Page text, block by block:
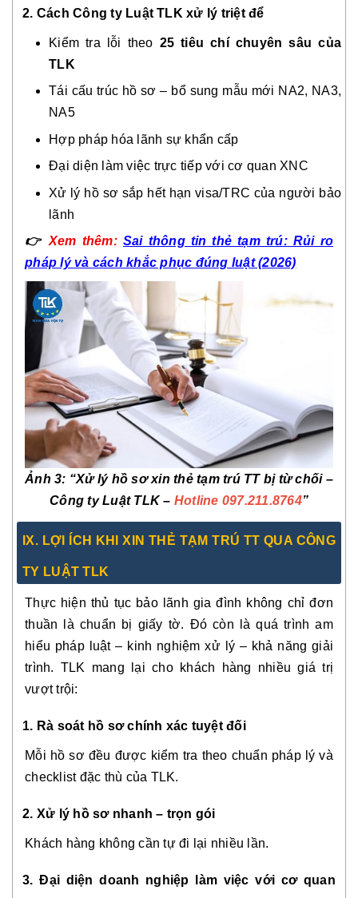
2. Cách Công ty Luật TLK xử lý triệt để
Kiểm tra lỗi theo 25 tiêu chí chuyên sâu của
TLK
Tái cấu trúc hồ sơ – bổ sung mẫu mới NA2, NA3,
NA5
Hợp pháp hóa lãnh sự khẩn cấp
Đại diện làm việc trực tiếp với cơ quan XNC
Xử lý hồ sơ sắp hết hạn visa/TRC của người bảo
lãnh
👉 Xem thêm: Sai thông tin thẻ tạm trú: Rủi ro
pháp lý và cách khắc phục đúng luật (2026)
Ảnh 3: “Xử lý hồ sơ xin thẻ tạm trú TT bị từ chối –
Công ty Luật TLK – Hotline 097.211.8764”
IX. LỢI ÍCH KHI XIN THẺ TẠM TRÚ TT QUA CÔNG
TY LUẬT TLK
Thực hiện thủ tục bảo lãnh gia đình không chỉ đơn
thuần là chuẩn bị giấy tờ. Đó còn là quá trình am
hiểu pháp luật – kinh nghiệm xử lý – khả năng giải
trình. TLK mang lại cho khách hàng nhiều giá trị
vượt trội:
1. Rà soát hồ sơ chính xác tuyệt đối
Mỗi hồ sơ đều được kiểm tra theo chuẩn pháp lý và
checklist đặc thù của TLK.
2. Xử lý hồ sơ nhanh – trọn gói
Khách hàng không cần tự đi lại nhiều lần.
3. Đại diện doanh nghiệp làm việc với cơ quan